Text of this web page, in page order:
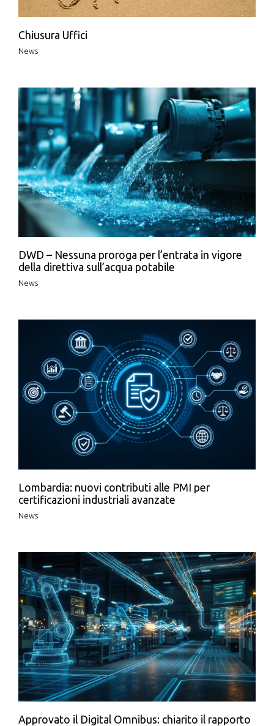
Chiusura Uffici
News
DWD – Nessuna proroga per l’entrata in vigore
della direttiva sull’acqua potabile
News
Lombardia: nuovi contributi alle PMI per
certificazioni industriali avanzate
News
Approvato il Digital Omnibus: chiarito il rapporto